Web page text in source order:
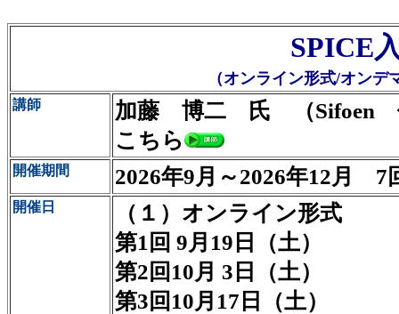
SPICE
（オンライン形式/オンデ
講師
加藤 博二 氏 （Sifoen
こちら
開催期間 2026年9月～2026年12月
開催日
（１）オンライン形式
第1回 9月19日（土）
第2回10月 3日（土）
第3回10月17日（土）